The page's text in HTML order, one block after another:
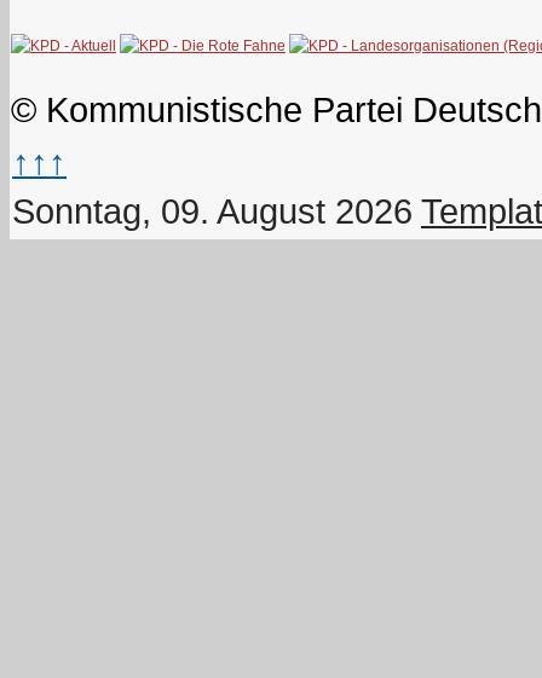
© Kommunistische Partei
↑↑↑
Sonntag, 09. August 2026